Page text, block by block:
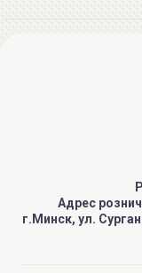
Адрес
г.Минск, ул.